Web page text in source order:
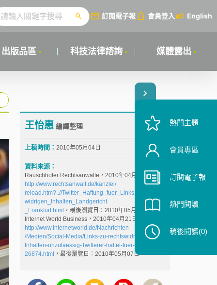
訂閱電子報 會員登入 English
出版品區 科技法律諮詢 媒體露出
王怡惠編譯整理
上稿時間： 2010年05月04日
資料來源：
Rauschhofer Rechtsanwälte，2010年04月20日，
http://www.rechtsanwalt.de/kanzlei/
reload.htm?..//Twitter_Haftung_fuer_Links_zu_rechts
widrigen_Inhalten_Landgericht
_Frankfurt.html ，最後瀏覽日：2010年05月07日
Internet World Business，2010年04月21日，
http://www.internetworld.de/Nachrichten
/Medien/Social-Media/Links-zu-rechtswidrigen-
Inhalten-unzulaessig-Twitterer-haftet-fuer-Link-
26874.html ，最後瀏覽日：2010年05月07日
熱門主題
會員專區
訂閱電子報
熱門閱讀
稍後閱讀(0)